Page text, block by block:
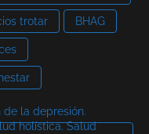
trotar BHAG
de la depresión.
holística. Salud